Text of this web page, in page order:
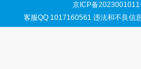
京ICP备
客服QQ 1017160561 违法和不良信